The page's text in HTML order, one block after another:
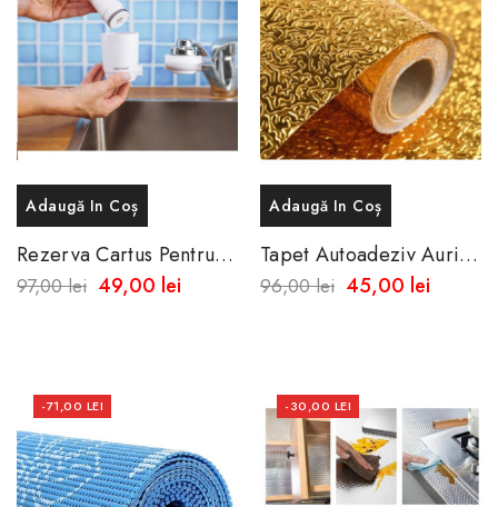
Adaugă In Coș
Rezerva Cartus Pentru
Filtru De Apa Delimano
97,00 lei 49,00 lei
Adaugă In Coș
Tapet Autoadeziv Auriu
Din Aluminiu ,
60cmx300cm
96,00 lei 45,00 lei
-71,00 LEI -30,00 LEI